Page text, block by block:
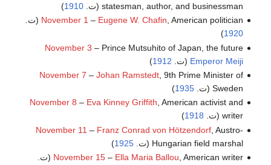
statesman, author, and businessman (ت.
1910
)
November 1 – Eugene W. Chafin , American politician (ت.
1920
)
November 3 – Prince Mutsuhito of Japan, the future
Emperor Meiji (ت. 1912
)
November 7 – Johan Ramstedt, 9th Prime Minister of
Sweden (ت.
1935
)
November 8 – Eva Kinney Griffith, American activist and
writer (ت.
1918
)
November 11 – Franz Conrad von Hötzendorf, Austro-
Hungarian field marshal (ت.
1925
)
November 15– Ella Maria Ballou , American writer (ت.